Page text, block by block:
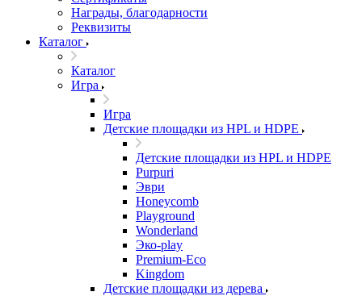
Награды, благодарности
Реквизиты
Каталог
Каталог
Игра
Игра
Детские площадки из HPL и HDPE
Детские площадки из HPL и HDPE
Purpuri
Эври
Honeycomb
Playground
Wonderland
Эко-play
Premium-Eco
Kingdom
Детские площадки из дерева